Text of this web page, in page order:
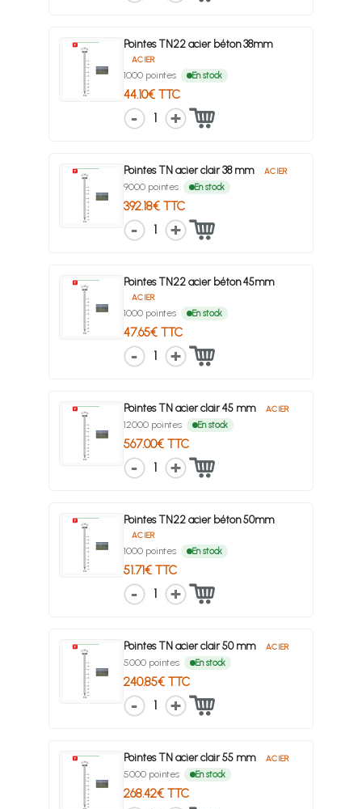
Pointes TN22 acier béton 38mm
ACIER
1000 pointes En stock
44.10€ TTC
1
Pointes TN acier clair 38 mm ACIER
9000 pointes En stock
392.18€ TTC
1
Pointes TN22 acier béton 45mm
ACIER
1000 pointes En stock
47.65€ TTC
1
Pointes TN acier clair 45 mm ACIER
12000 pointes En stock
567.00€ TTC
1
Pointes TN22 acier béton 50mm
ACIER
1000 pointes En stock
51.71€ TTC
1
Pointes TN acier clair 50 mm ACIER
5000 pointes En stock
240.85€ TTC
1
Pointes TN acier clair 55 mm ACIER
5000 pointes En stock
268.42€ TTC